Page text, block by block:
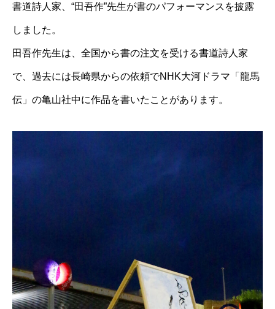
書道詩人家、“田吾作”先生が書のパフォーマンスを披露
しました。
田吾作先生は、全国から書の注文を受ける書道詩人家
で、過去には長崎県からの依頼でNHK大河ドラマ「龍馬
伝」の亀山社中に作品を書いたことがあります。